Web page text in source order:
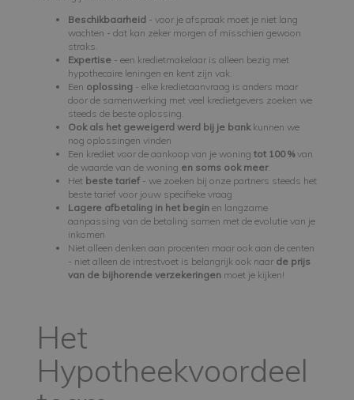
Beschikbaarheid - voor je afspraak moet je niet lang
wachten - dat kan zeker morgen of misschien gewoon
straks.
Expertise - een kredietmakelaar is alleen bezig met
hypothecaire leningen en kent zijn vak.
Een oplossing - elke kredietaanvraag is anders maar
door de samenwerking met veel kredietgevers zoeken we
steeds de beste oplossing.
Ook als het geweigerd werd bij je bank kunnen we
nog oplossingen vinden
Een krediet voor de aankoop van je woning tot 100 %van
de waarde van de woning en soms ook meer.
Het beste tarief - we zoeken bij onze partners steeds het
beste tarief voor jouw specifieke vraag
Lagere afbetaling in het begin en langzame
aanpassing van de betaling samen met de evolutie van je
inkomen
Niet alleen denken aan procenten maar ook aan de centen
- niet alleen de intrestvoet is belangrijk ook naar de prijs
van de bijhorende verzekeringen moet je kijken!
Het
Hypotheekvoordeel